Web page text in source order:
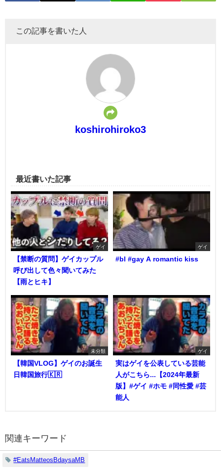
この記事を書いた人
koshirohiroko3
最近書いた記事
ゲイ
【禁断の質問】ゲイカップル
呼び出して色々聞いてみた
【雨とヒキ】
ゲイ
#bl #gay A romantic kiss
未分類
【韓国VLOG】ゲイのお誕生
日韓国旅行🇰🇷
ゲイ
実はゲイを公表している芸能
人がこちら...【2024年最新
版】#ゲイ #ホモ #同性愛 #芸
能人
関連キーワード
#EatsMatteosBdaysaMB